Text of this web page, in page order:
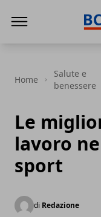
Home
Salute e
benessere
Le
lavoro
sport
di Redazione